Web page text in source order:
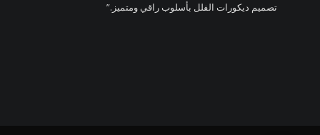
تصميم ديكورات الفلل بأسلوب راقي ومتميز.”